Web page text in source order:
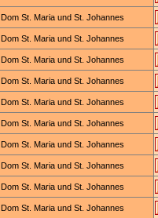
Dom St. Maria und St. Johannes
Dom St. Maria und St. Johannes
Dom St. Maria und St. Johannes
Dom St. Maria und St. Johannes
Dom St. Maria und St. Johannes
Dom St. Maria und St. Johannes
Dom St. Maria und St. Johannes
Dom St. Maria und St. Johannes
Dom St. Maria und St. Johannes
Dom St. Maria und St. Johannes